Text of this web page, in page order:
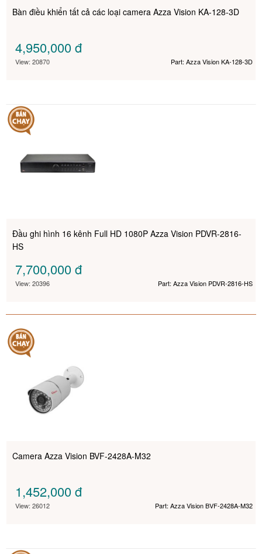
Bàn điều khiển tất cả các loại camera Azza Vision KA­-128-­3D
4,950,000đ
View: 20870 Part: Azza Vision KA­-128-­3D
Đầu ghi hình 16 kênh Full HD 1080P Azza Vision PDVR-2816-
HS
7,700,000đ
View: 20396 Part: Azza Vision PDVR-2816-HS
Camera Azza Vision BVF-2428A-M32
1,452,000đ
View: 26012 Part: Azza Vision BVF-2428A-M32